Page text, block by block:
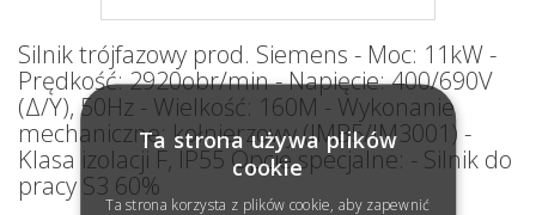
Silnik trójfazowy prod. Siemens - Moc: 11kW -
Prędkość: 2920obr/min - Napięcie: 400/690V
(Δ/Y), 50Hz - Wielkość: 160M - Wykonanie
mechaniczne: kołnierzowy (IMB5/IM3001) -
Klasa izolacji F, IP55 Opcje specjalne: - Silnik do
pracy S3 60%
Ta strona używa plików
cookie
Ta strona korzysta z plików cookie, aby zapewnić